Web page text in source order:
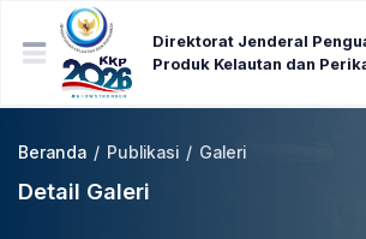
Direktorat Jenderal
Produk Kelautan dan
Beranda / Publikasi / Galeri
Detail Galeri